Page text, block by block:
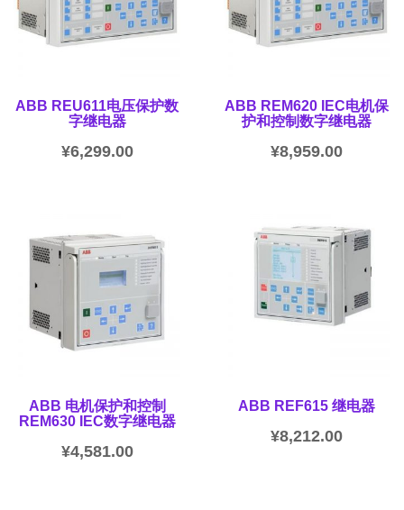
ABB REU611电压保护数
字继电器
¥6,299.00
ABB REM620 IEC电机保
护和控制数字继电器
¥8,959.00
ABB 电机保护和控制
REM630 IEC数字继电器
¥4,581.00
ABB REF615 继电器
¥8,212.00